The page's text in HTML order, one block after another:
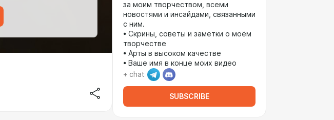
за моим творчеством, всеми
новостями и инсайдами, связанными
с ним.
• Скрины, советы и заметки о моём
творчестве
• Арты в высоком качестве
• Ваше имя в конце моих видео
+ chat
SUBSCRIBE